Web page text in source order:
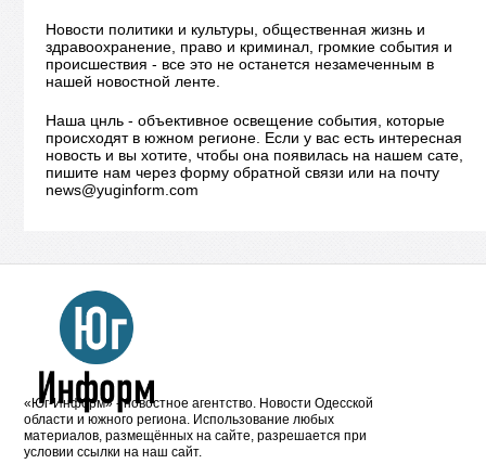
Новости политики и культуры, общественная жизнь и
здравоохранение, право и криминал, громкие события и
происшествия - все это не останется незамеченным в
нашей новостной ленте.
Наша цнль - объективное освещение события, которые
происходят в южном регионе. Если у вас есть интересная
новость и вы хотите, чтобы она появилась на нашем сате,
пишите нам через форму обратной связи или на почту
news@yuginform.com
«Юг-Информ» - новостное агентство. Новости Одесской
области и южного региона. Использование любых
материалов, размещённых на сайте, разрешается при
условии ссылки на наш сайт.